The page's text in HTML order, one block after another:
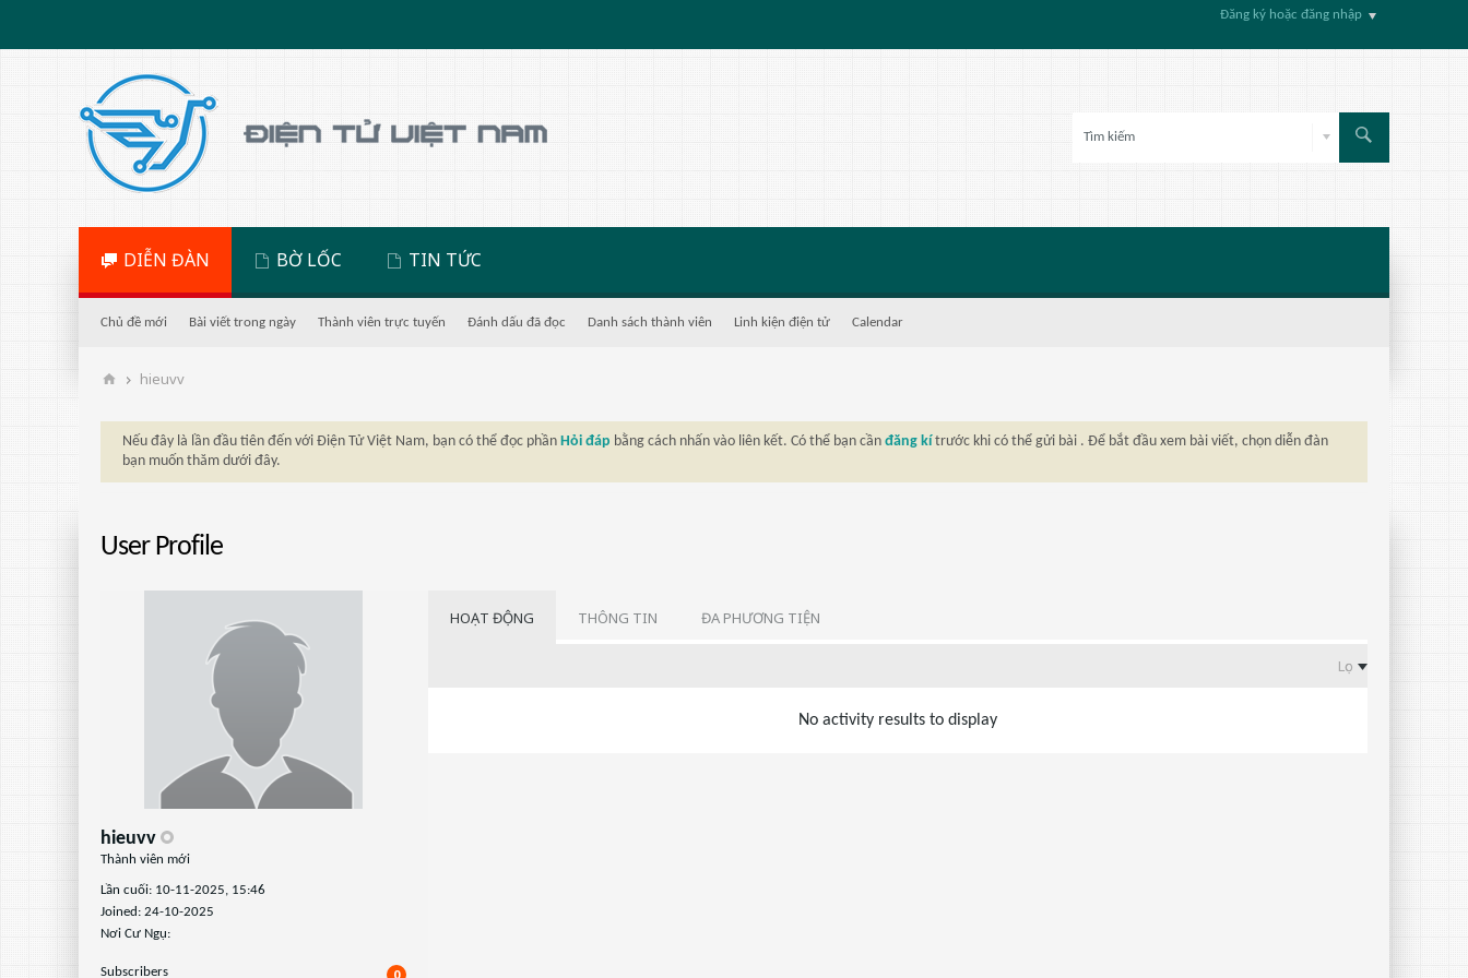
Đăng ký hoặc đăng nhập
DIỄN ĐÀN BỜ LỐC TIN TỨC
Chủ đề mới Bài viết trong ngày Thành viên trực tuyến Đánh dấu đã đọc Danh sách thành viên Linh kiện điện tử Calendar
hieuvv
Nếu đây là lần đầu tiên đến với Điện Tử Việt Nam, bạn có thể đọc phần Hỏi đáp bằng cách nhấn vào liên kết. Có thể bạn cần đăng kí trước khi có thể gửi bài . Để bắt đầu xem bài viết, chọn diễn đàn
bạn muốn thăm dưới đây.
User Profile
hieuvv
Thành viên mới
Lần cuối: 10-11-2025, 15:46
Joined: 24-10-2025
Nơi Cư Ngụ:
Subscribers 0
HOẠT ĐỘNG THÔNG TIN ĐA PHƯƠNG TIỆN
Lọc
No activity results to display